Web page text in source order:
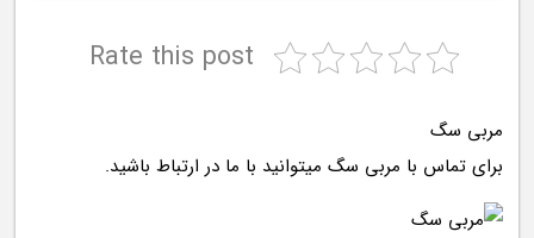
تماس با ما
Rate this post
مربی سگ
برای تماس با مربی سگ میتوانید با ما در ارتباط باشید.